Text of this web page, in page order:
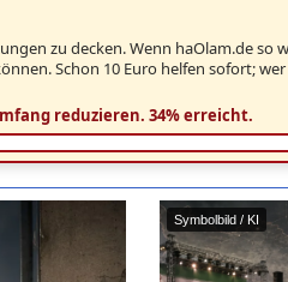
zu decken. Wenn haOlam.de so
Schon 10 Euro helfen sofort;
reduzieren. 34% erreicht.
Symbolbild / KI